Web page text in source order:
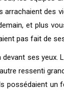
arrachaient
et plus
pas fait de
ses yeux.
ressenti
un